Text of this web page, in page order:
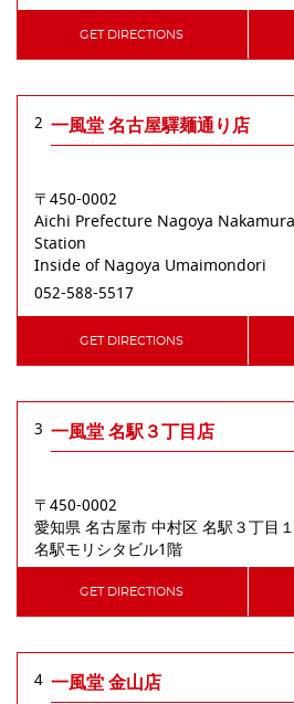
GET DIRECTIONS
2 一風堂 名古屋驛麺通り店
〒450-0002
Aichi Prefecture Nagoya Nakamura
Station
Inside of Nagoya Umaimondori
052-588-5517
GET DIRECTIONS
3 一風堂 名駅３丁目店
〒450-0002
愛知県名古屋市中村区名駅３丁目
名駅モリシタビル1階
GET DIRECTIONS
4 一風堂 金山店